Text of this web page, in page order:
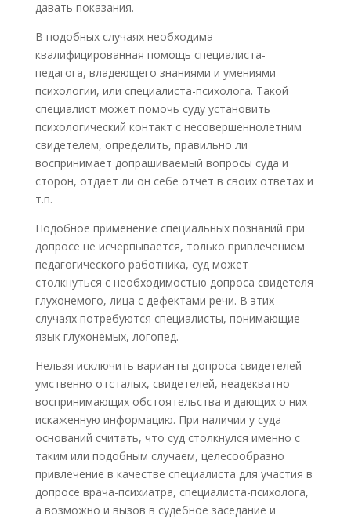
давать показания.
В подобных случаях необходима
квалифицированная помощь специалиста-
педагога, владеющего знаниями и умениями
психологии, или специалиста-психолога. Такой
специалист может помочь суду установить
психологический контакт с несовершеннолетним
свидетелем, определить, правильно ли
воспринимает допрашиваемый вопросы суда и
сторон, отдает ли он себе отчет в своих ответах и
т.п.
Подобное применение специальных познаний при
допросе не исчерпывается, только привлечением
педагогического работника, суд может
столкнуться с необходимостью допроса свидетеля
глухонемого, лица с дефектами речи. В этих
случаях потребуются специалисты, понимающие
язык глухонемых, логопед.
Нельзя исключить варианты допроса свидетелей
умственно отсталых, свидетелей, неадекватно
воспринимающих обстоятельства и дающих о них
искаженную информацию. При наличии у суда
оснований считать, что суд столкнулся именно с
таким или подобным случаем, целесообразно
привлечение в качестве специалиста для участия в
допросе врача-психиатра, специалиста-психолога,
а возможно и вызов в судебное заседание и